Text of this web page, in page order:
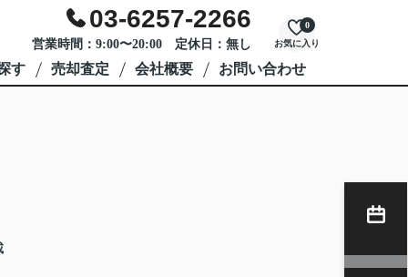
03-6257-2266
営業時間：9:00〜20:00 定休日：無し お気に入り
0
す 売却査定 会社概要 お問い合わせ